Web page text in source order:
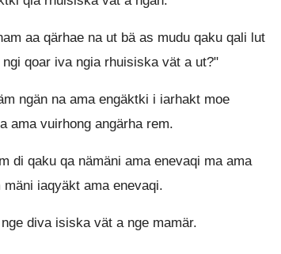
aa qärhae na ut bä as mudu qaku qali lut
qoar iva ngia rhuisiska vät a ut?"
ngän na ama engäktki i iarhakt moe
ama vuirhong angärha rem.
di qaku qa nämäni ama enevaqi ma ama
iaqyäkt ama enevaqi.
diva isiska vät a nge mamär.